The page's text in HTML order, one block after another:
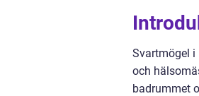
Svartmögel i
och
badrummet